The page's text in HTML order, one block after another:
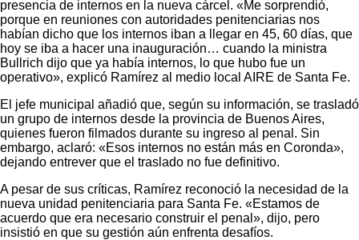
presencia de internos en la nueva cárcel. «Me sorprendió,
porque en reuniones con autoridades penitenciarias nos
habían dicho que los internos iban a llegar en 45, 60 días, que
hoy se iba a hacer una inauguración… cuando la ministra
Bullrich dijo que ya había internos, lo que hubo fue un
operativo», explicó Ramírez al medio local AIRE de Santa Fe.
El jefe municipal añadió que, según su información, se trasladó
un grupo de internos desde la provincia de Buenos Aires,
quienes fueron filmados durante su ingreso al penal. Sin
embargo, aclaró: «Esos internos no están más en Coronda»,
dejando entrever que el traslado no fue definitivo.
A pesar de sus críticas, Ramírez reconoció la necesidad de la
nueva unidad penitenciaria para Santa Fe. «Estamos de
acuerdo que era necesario construir el penal», dijo, pero
insistió en que su gestión aún enfrenta desafíos.